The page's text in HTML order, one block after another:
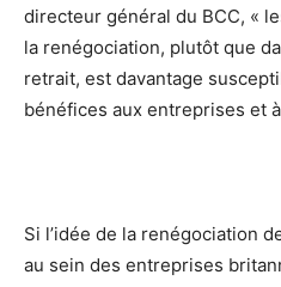
directeur général du BCC, «
la renégociation, plutôt que
retrait, est davantage
bénéfices aux entreprises et
Si l’idée de la renégociation
au sein des entreprises